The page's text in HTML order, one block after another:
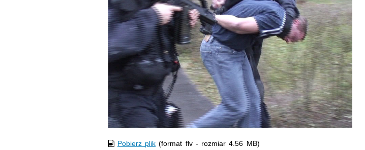
Film w formacie nieobsługiwanym przez odtwarzacz.
Pobierz plik (format flv - rozmiar 4.56 MB)